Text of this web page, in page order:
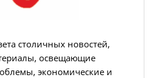
столичных новостей,
освещающие
экономические и